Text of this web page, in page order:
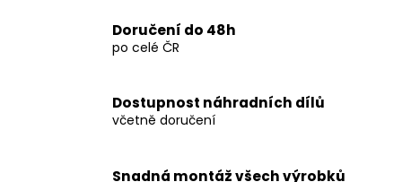
Doručení do 48h
po celé ČR
Dostupnost náhradních dílů
včetně doručení
Snadná montáž všech výrobků